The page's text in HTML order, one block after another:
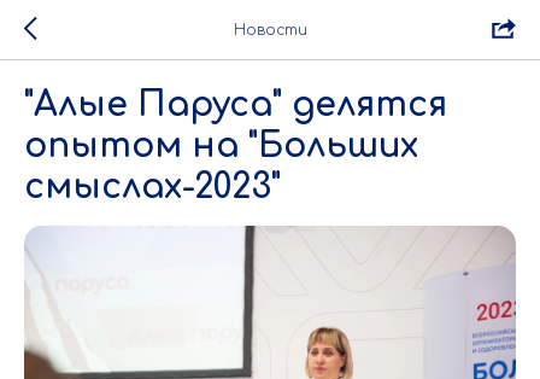
Новости
"Алые Паруса" делятся
опытом на "Больших
смыслах-2023"